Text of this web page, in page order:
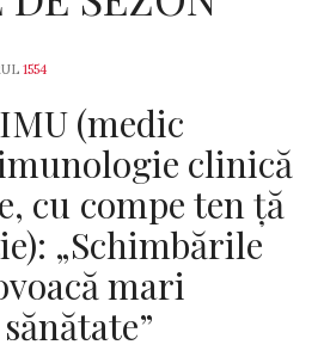
1554
(medic
clinică
cu compe­ ten­ ță
„Schimbările
mari